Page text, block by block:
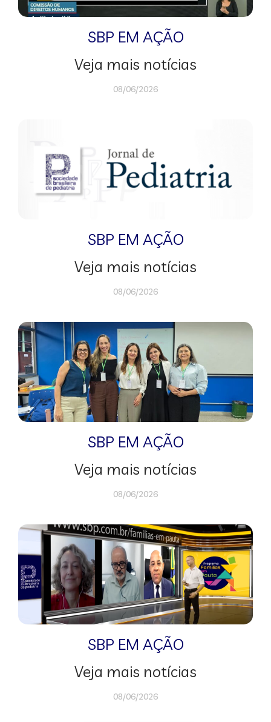
SBP EM AÇÃO
Veja mais notícias
08/06/2026
SBP EM AÇÃO
Veja mais notícias
08/06/2026
SBP EM AÇÃO
Veja mais notícias
08/06/2026
SBP EM AÇÃO
Veja mais notícias
08/06/2026